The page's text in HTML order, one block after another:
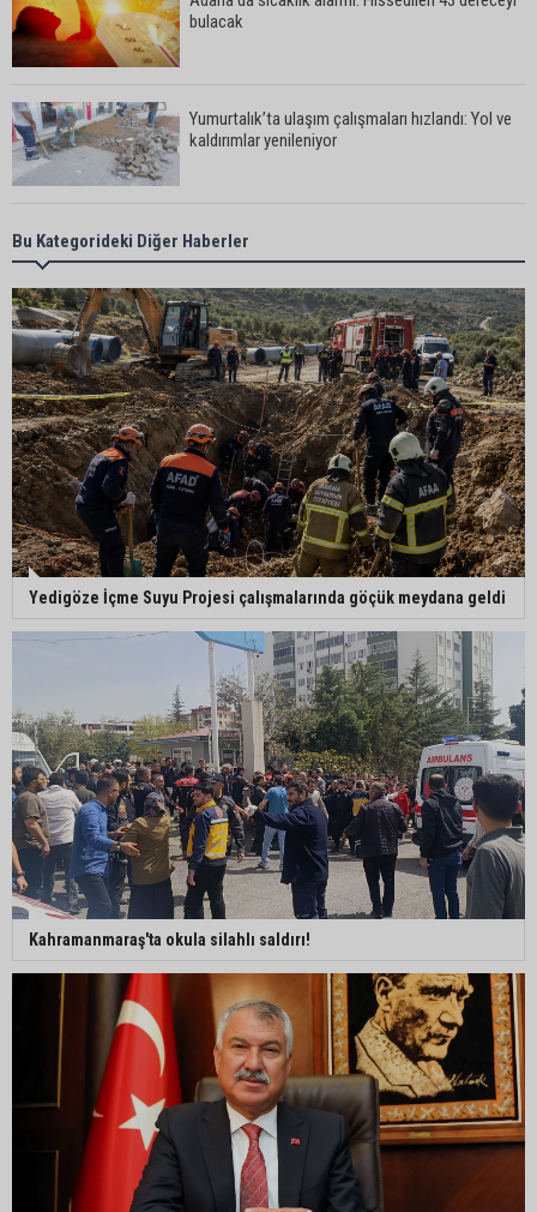
bulacak
Yumurtalık’ta ulaşım çalışmaları hızlandı: Yol ve
kaldırımlar yenileniyor
Otoyolda akılalmaz olay: Önce çaldılar, sonra
“Hırsız çok” diye uyardılar
Müzeyyen Şevkin: “Mısırın alım fiyatı en az 17 lira
olarak açıklanmalı”
95 yaşındaki kadının arsa satışında yeni perde:
Kızı suçlamaları reddetti
İmamoğlu’ndaki göçükte acı bilanço: can kaybı
Feke’de motosiklet ağaca çarptı: 1 kişi hayatını
kaybetti
AOSB’den ihracata stratejik destek
Bu Kategorideki Diğer Haberler
Yedigöze İçme Suyu Projesi çalışmalarında göçük meydana geldi
Kahramanmaraş'ta okula silahlı saldırı!